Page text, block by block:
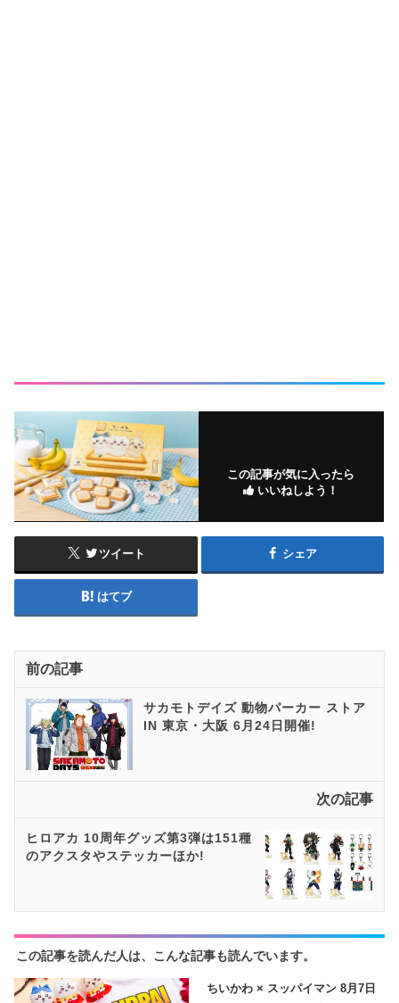
この記事が気に入ったら
いいねしよう！
ツイート シェア
はてブ
前の記事
サカモトデイズ 動物パーカー ストア
IN 東京・大阪 6月24日開催!
次の記事
ヒロアカ 10周年グッズ第3弾は151種
のアクスタやステッカーほか!
この記事を読んだ人は、こんな記事も読んでいます。
ちいかわ × スッパイマン 8月7日